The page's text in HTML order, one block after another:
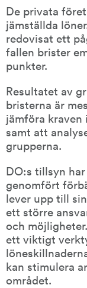
De privata
jämställda
redovisat ett
fallen brister
punkter.
Resultatet av
bristerna är
jämföra kraven
samt att
grupperna.
DO:s tillsyn
genomfört
lever upp till
ett större
och
ett viktigt
kan stimulera
området.